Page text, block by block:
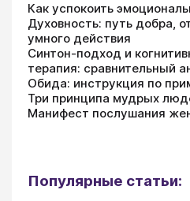
Как успокоить
Духовность: путь добра,
умного действия
Синтон-подход и
терапия: сравнительный
Обида: инструкция по
Три принципа мудрых
Манифест послушания
Популярные статьи: